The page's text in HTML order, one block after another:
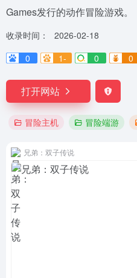
Games发行的动作冒险游戏。
收录时间：
2026-02-18
0
1- 0 0
打开网站
冒险主机 冒险端游
兄弟：双子传说